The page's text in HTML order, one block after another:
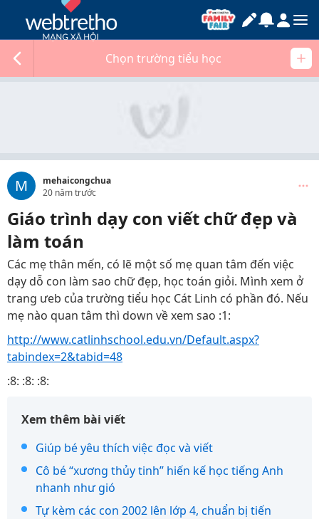
Chọn trường tiểu học
M
mehaicongchua
20 năm trước
Giáo trình dạy con viết chữ đẹp và
làm toán
Các mẹ thân mến, có lẽ một số mẹ quan tâm đến việc
dạy dỗ con làm sao chữ đẹp, học toán giỏi. Mình xem ở
trang ưeb của trường tiểu học Cát Linh có phần đó. Nếu
mẹ nào quan tâm thì down về xem sao :1:
http://www.catlinhschool.edu.vn/Default.aspx?
tabindex=2&tabid=48
:8: :8: :8:
Xem thêm bài viết
Giúp bé yêu thích việc đọc và viết
Cô bé “xương thủy tinh” hiến kế học tiếng Anh
nhanh như gió
Tự kèm các con 2002 lên lớp 4, chuẩn bị tiến